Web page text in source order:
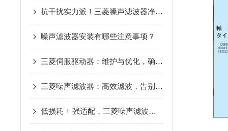
抗干扰实力派！三菱噪声滤波器净化电路环境
噪声滤波器安装有哪些注意事项？
三菱伺服驱动器：维护与优化，确保长期稳定运行
三菱噪声滤波器：高效滤波，告别工业电磁干扰
低损耗 + 强适配，三菱噪声滤波器升级电路防护